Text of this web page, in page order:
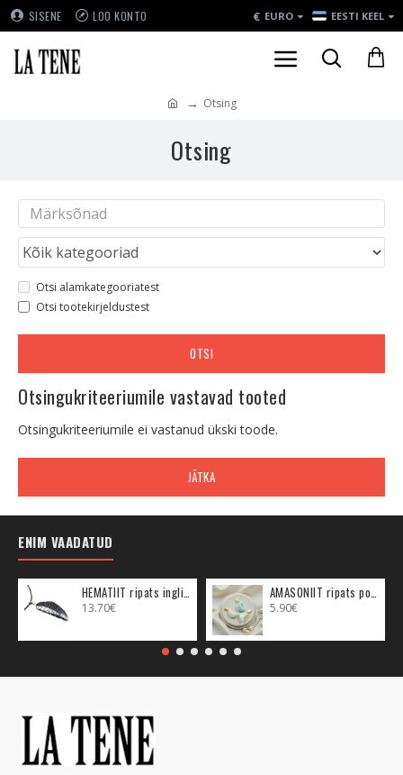
SISENE LOO KONTO € EURO EESTI KEEL
Otsing
Otsing
Otsi alamkategooriatest
Otsi tootekirjeldustest
OTSI
Otsingukriteeriumile vastavad tooted
Otsingukriteeriumile ei vastanud ükski toode.
JÄTKA
ENIM VAADATUD
13.70€ 5.90€